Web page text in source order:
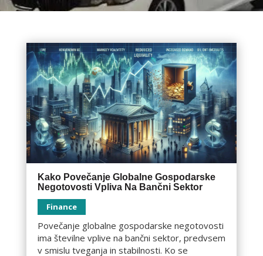
Kako Povečanje Globalne Gospodarske
Negotovosti Vpliva Na Bančni Sektor
Finance
Povečanje globalne gospodarske negotovosti
ima številne vplive na bančni sektor, predvsem
v smislu tveganja in stabilnosti. Ko se